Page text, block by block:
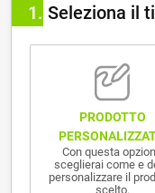
1 Seleziona il
PRODOTTO
Con questa
sceglierai come e
personalizzare il
scelto.